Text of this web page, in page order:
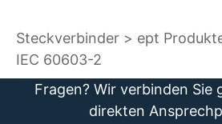
Steckverbinder ept
IEC 60603-2
Fragen? Wir verbinden Sie
direkten